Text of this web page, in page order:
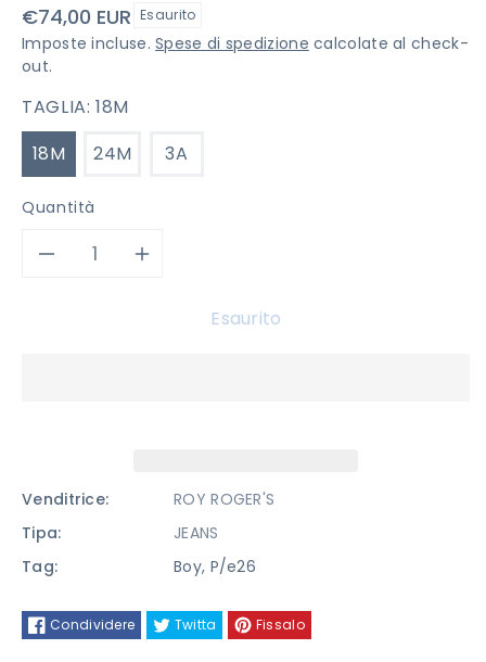
Prezzo
di
listino
€74,00 EUR Esaurito
Imposte incluse.Spese di spedizione calcolate al check-
out.
TAGLIA:18M
18M
24M 3A
Quantità
Diminuisci
ROGER&#39;S
Aumenta
quantità
ROGER&#39;S
Esaurito
Venditrice:
ROY ROGER'S
Tipa:
JEANS
Tag:
Boy, P/e26
Condividere Twitta Fissalo